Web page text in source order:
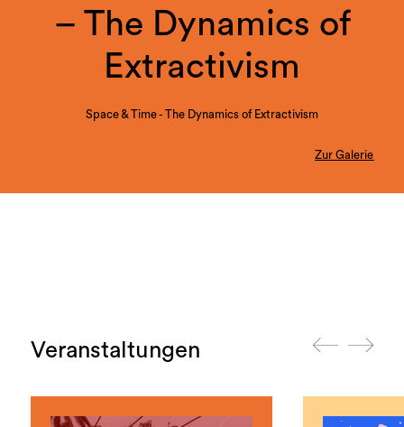
– The Dynamics of
Extractivism
Space & Time - The Dynamics of Extractivism
Zur Galerie
Veranstaltungen